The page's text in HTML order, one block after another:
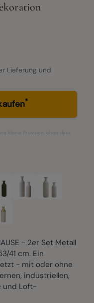
Lieferung und
*
kleine Provision, ohne dass
- 2er Set Metall
41 cm. Ein
- mit oder ohne
industriellen,
und Loft-